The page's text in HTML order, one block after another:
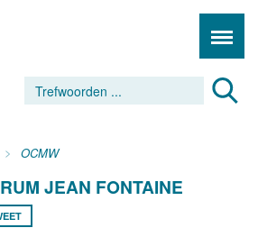
OCMW
JEAN FONTAINE